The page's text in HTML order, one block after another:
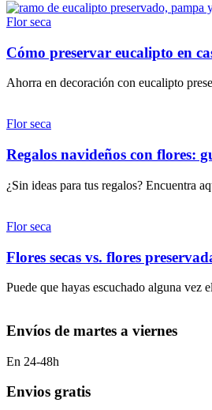
Flor seca
Cómo preservar eucalipto en
Ahorra en decoración con eucalipto
Flor seca
Regalos navideños con flores:
¿Sin ideas para tus regalos? Encuentra
Flor seca
Flores secas vs. flores
Puede que hayas escuchado alguna vez
Envíos de martes a viernes
En 24-48h
Envios gratis